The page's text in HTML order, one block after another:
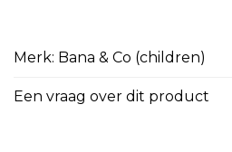
Merk: Bana & Co (children)
Een vraag over dit product